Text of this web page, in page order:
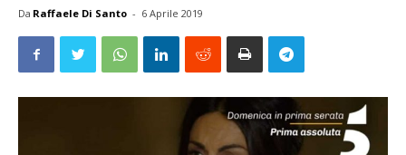
Da Raffaele Di Santo - 6 Aprile 2019